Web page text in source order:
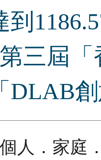
到
三屆「
DLAB
個人．家庭